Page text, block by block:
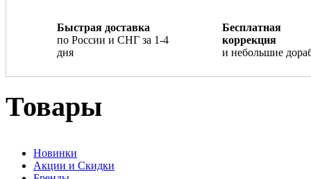
Быстрая доставка
по России и СНГ за 1-4
дня
Бесплатная
коррекция
и небольшие
Товары
Новинки
Акции и Скидки